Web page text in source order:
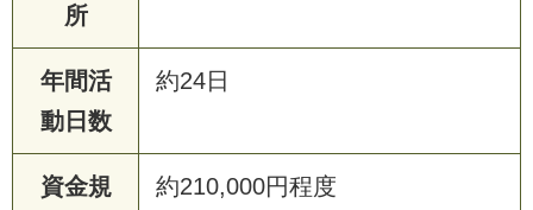
所
年間活
動日数
約24日
資金規
約210,000円程度